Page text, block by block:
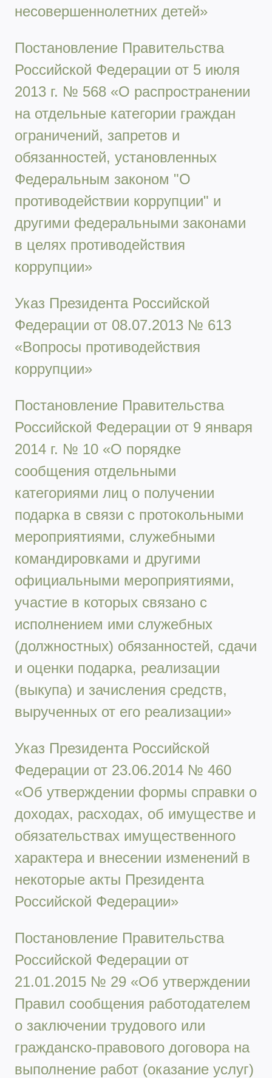
несовершеннолетних детей»
Постановление Правительства
Российской Федерации от 5 июля
2013 г. № 568 «О распространении
на отдельные категории граждан
ограничений, запретов и
обязанностей, установленных
Федеральным законом "О
противодействии коррупции" и
другими федеральными законами
в целях противодействия
коррупции»
Указ Президента Российской
Федерации от 08.07.2013 № 613
«Вопросы противодействия
коррупции»
Постановление Правительства
Российской Федерации от 9 января
2014 г. № 10 «О порядке
сообщения отдельными
категориями лиц о получении
подарка в связи с протокольными
мероприятиями, служебными
командировками и другими
официальными мероприятиями,
участие в которых связано с
исполнением ими служебных
(должностных) обязанностей, сдачи
и оценки подарка, реализации
(выкупа) и зачисления средств,
вырученных от его реализации»
Указ Президента Российской
Федерации от 23.06.2014 № 460
«Об утверждении формы справки о
доходах, расходах, об имуществе и
обязательствах имущественного
характера и внесении изменений в
некоторые акты Президента
Российской Федерации»
Постановление Правительства
Российской Федерации от
21.01.2015 № 29 «Об утверждении
Правил сообщения работодателем
о заключении трудового или
гражданско-правового договора на
выполнение работ (оказание услуг)